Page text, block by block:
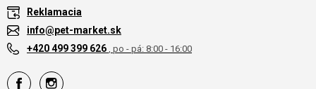
Reklamacia
info@pet-market.sk
+420 499 399 626 , po - pá: 8:00 - 16:00